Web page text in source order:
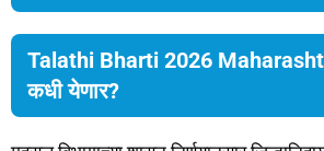
Talathi Bharti 2026
कधी येणार?